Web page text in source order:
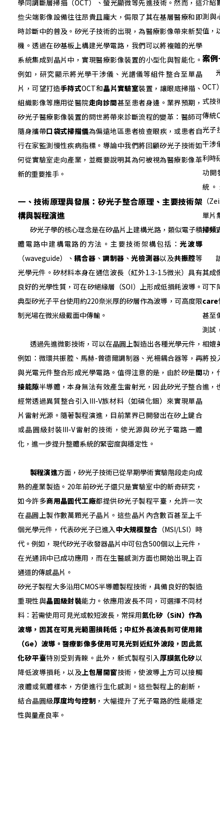
學同調斷層掃描（OCT）、螢光顯微等先進技術。然而，這
些尖端影像設備往往昂貴且龐大，侷限了其在基層醫療和即
時診斷中的普及。矽光子技術的出現，為醫療影像帶來新契
機。透過在矽基板上構建光學電路，我們可以將複雜的光學
系統集成到晶片中，實現醫療影像裝置的小型化與智能化。
例如，研究顯示將光學干涉儀、光譜儀等組件整合至單晶
片，可望打造手持式OCT和晶片實驗室裝置，讓眼底掃描、
組織影像等應用從醫院走向診間甚至患者身邊。業界預期，
矽光子醫療影像裝置的問世將帶來診斷流程的變革：醫師可
隨身攜帶口袋式掃描儀為偏遠地區患者檢查眼疾，或患者自
行在家監測慢性疾病指標。導論中我們將回顧矽光子技術如
何從實驗室走向產業，並概要說明其為何被視為醫療影像革
新的重要推手。
一、技術原理與發展：矽光子整合原理、主要技術架
構與製程演進
矽光子學的核心理念是在矽晶片上建構光路，類似電子積
體電路中建構電路的方法。主要技術架構包括：光波導
（waveguide）、耦合器 、調制器 、光檢測器以及共振腔等
光學元件。矽材料本身在通信波長（紅外1.3-1.5微米）具有
良好的光學性質，可在矽絕緣層（SOI）上形成低損耗波導。
典型矽光子平台使用約220奈米厚的矽層作為波導，可高度限
制光場在微米級截面中傳輸。
透過先進微影技術，可以在晶圓上製造出各種光學元件，
例如：微環共振腔、馬赫-曾德爾調制器、光柵耦合器等，再
與光電元件整合形成光學電路。值得注意的是，由於矽是間
接能隙半導體，本身無法有效產生雷射光，因此矽光子整合
經常透過異質整合引入III-V族材料（如磷化銦）來實現單晶
片雷射光源。隨著製程演進，目前業界已開發出在矽上鍵合
或晶圓級封裝III-V雷射的技術，使光源與矽光子電路一體
化，進一步提升整體系統的緊密度與穩定性。
製程演進方面，矽光子技術已從早期學術實驗階段走向成
熟的產業製造。20年前矽光子還只是實驗室中的新奇研究，
如今許多商用晶圓代工廠都提供矽光子製程平臺，允許一次
在晶圓上製作數萬顆光子晶片。這些晶片內含數百甚至上千
個光學元件，代表矽光子已進入 中大規模整合 （MSI/LSI）時
代。例如，現代矽光子收發器晶片中可包含500個以上元件，
在光通訊中已成功應用，而在生醫感測方面也開始出現上百
通道的傳感晶片。
矽光子製程大多沿用CMOS半導體製程技術，具備良好的製造
重現性與晶圓級封裝能力。依應用波長不同，可選擇不同材
料：若需使用可見光或較短波長，常採用氮化矽（SiN）作為
波導，因其在可見光範圍損耗低；中紅外長波長則可使用鍺
（Ge）波導。醫療影像多使用可見光到近紅外波段，因此氮
化矽平臺特別受到青睞。此外，新式製程引入厚膜氮化矽以
降低波導損耗，以及 上包層開窗技術，使波導上方可以接觸
液體或氣體樣本，方便進行生化感測。這些製程上的創新，
結合晶圓級厚度均勻控制 ，大幅提升了光子電路的性能穩定
性與量產良率。
測與
值，
案
光學
OCT
式技
傳統
光子
干涉
利時
功開
統
（
單片
掃頻
該手
其成
可下
care
甚至
測試
相媲
將投
功，
進，